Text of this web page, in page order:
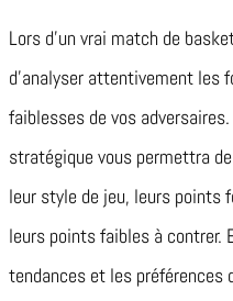
Lors d’un vrai match de
d’analyser attentivement les
faiblesses de vos
stratégique vous permettra
leur style de jeu, leurs points
leurs points faibles à contrer.
tendances et les préférences